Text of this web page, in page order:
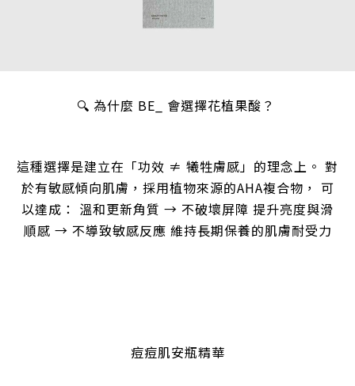
🔍 為什麼 BE_ 會選擇花植果酸？
這種選擇是建立在「功效 ≠ 犧牲膚感」的理念上。 對
於有敏感傾向肌膚，採用植物來源的AHA複合物， 可
以達成： 溫和更新角質 → 不破壞屏障 提升亮度與滑
順感 → 不導致敏感反應 維持長期保養的肌膚耐受力
痘痘肌安瓶精華